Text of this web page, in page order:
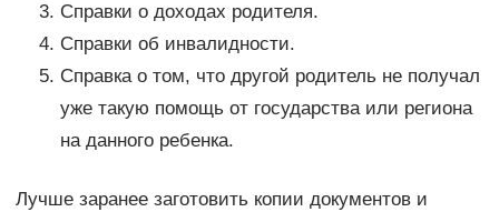
Справки о доходах родителя.
Справки об инвалидности.
Справка о том, что другой родитель не получал
уже такую помощь от государства или региона
на данного ребенка.
Лучше заранее заготовить копии документов и